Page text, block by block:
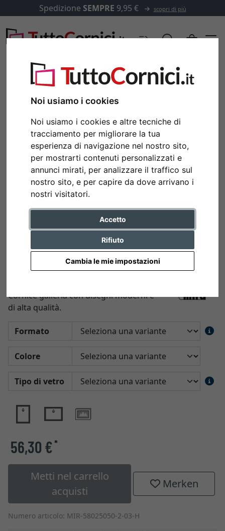
Noi usiamo i cookies
Noi usiamo i cookies e altre tecniche di
tracciamento per migliorare la tua
esperienza di navigazione nel nostro sito,
per mostrarti contenuti personalizzati e
annunci mirati, per analizzare il traffico sul
nostro sito, e per capire da dove arrivano i
nostri visitatori.
Accetto
Rifiuto
Cambia le mie impostazioni
Spedizione SEMPRE 9,95 € scopri di più
Cornice galleria con disegni moderni e
di alta qualità.
Formato
Colore
Tipo di vetro
56,30 €*
Metti nel carrello
acquisti
Merken
Numero articolo: MIR-58025050-2-03-H